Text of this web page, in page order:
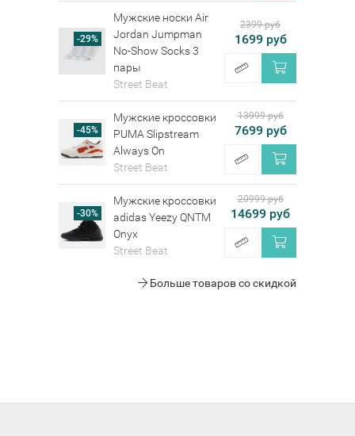
-29%
Мужские носки Air
Jordan Jumpman
No-Show Socks 3
пары
Street Beat
2399 руб
1699 руб
-45%
Мужские кроссовки
PUMA Slipstream
Always On
Street Beat
13999 руб
7699 руб
-30%
Мужские кроссовки
adidas Yeezy QNTM
Onyx
Street Beat
20999 руб
14699 руб
Больше товаров со скидкой